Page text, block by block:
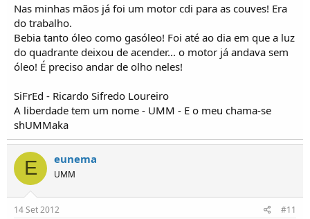
Nas minhas mãos já foi um motor cdi para as couves! Era
do trabalho.
Bebia tanto óleo como gasóleo! Foi até ao dia em que a luz
do quadrante deixou de acender... o motor já andava sem
óleo! É preciso andar de olho neles!
SiFrEd - Ricardo Sifredo Loureiro
A liberdade tem um nome - UMM - E o meu chama-se
shUMMaka
E eunema
UMM
14 Set 2012 #11